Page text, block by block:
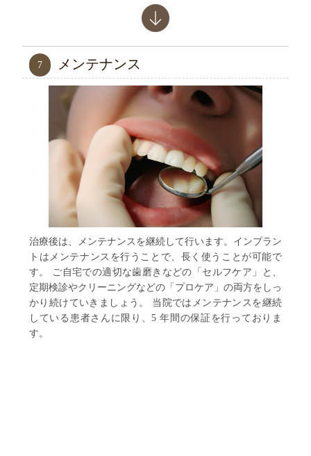
7 メンテナンス
治療後は、メンテナンスを継続して行います。インプラン
トはメンテナンスを行うことで、長く使うことが可能で
す。
ご自宅での適切な歯磨きなどの「セルフケア」と、
定期検診やクリーニングなどの「プロケア」の両方をしっ
かり続けていきましょう。
当院ではメンテナンスを継続
している患者さんに限り、5 年間の保証を行っておりま
す。